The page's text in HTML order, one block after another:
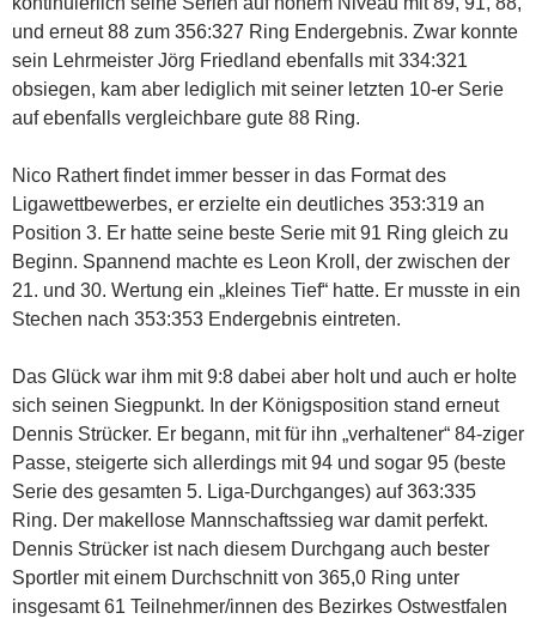
und erneut 88 zum 356:327 Ring Endergebnis. Zwar konnte
sein Lehrmeister Jörg Friedland ebenfalls mit 334:321
obsiegen, kam aber lediglich mit seiner letzten 10-er Serie
auf ebenfalls vergleichbare gute 88 Ring.
Nico Rathert findet immer besser in das Format des
Ligawettbewerbes, er erzielte ein deutliches 353:319 an
Position 3. Er hatte seine beste Serie mit 91 Ring gleich zu
Beginn. Spannend machte es Leon Kroll, der zwischen der
21. und 30. Wertung ein „kleines Tief“ hatte. Er musste in ein
Stechen nach 353:353 Endergebnis eintreten.
Das Glück war ihm mit 9:8 dabei aber holt und auch er holte
sich seinen Siegpunkt. In der Königsposition stand erneut
Dennis Strücker. Er begann, mit für ihn „verhaltener“ 84-ziger
Passe, steigerte sich allerdings mit 94 und sogar 95 (beste
Serie des gesamten 5. Liga-Durchganges) auf 363:335
Ring. Der makellose Mannschaftssieg war damit perfekt.
Dennis Strücker ist nach diesem Durchgang auch bester
Sportler mit einem Durchschnitt von 365,0 Ring unter
insgesamt 61 Teilnehmer/innen des Bezirkes Ostwestfalen